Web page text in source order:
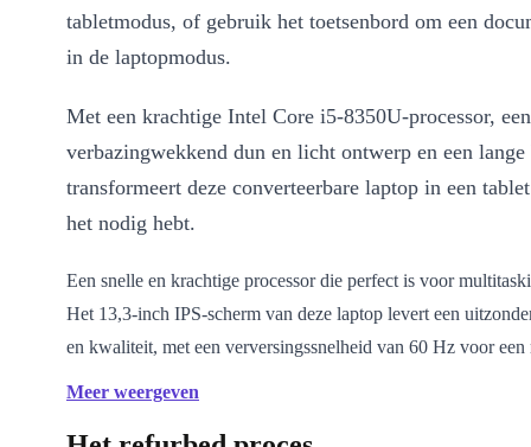
tabletmodus, of gebruik het toetsenbord om een
in de laptopmodus.
Met een krachtige Intel Core i5-8350U-processor, een
verbazingwekkend dun en licht ontwerp en een
transformeert deze converteerbare laptop in een
het nodig hebt.
Een snelle en krachtige processor die perfect is voor
Het 13,3-inch IPS-scherm van deze laptop levert een
en kwaliteit, met een verversingssnelheid van 60 Hz voor een
Meer weergeven